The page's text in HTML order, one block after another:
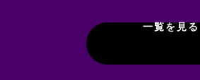
一覧を見る